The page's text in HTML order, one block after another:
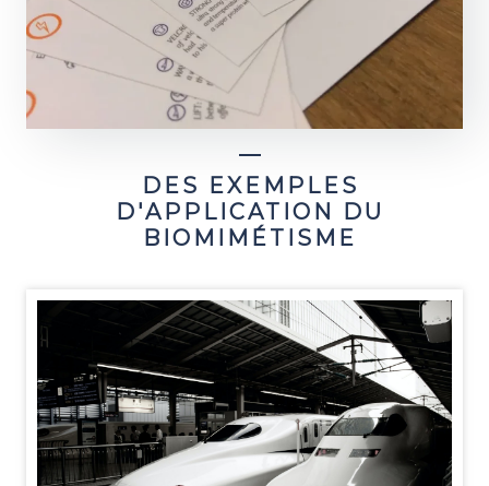
DES EXEMPLES
D'APPLICATION DU
BIOMIMÉTISME